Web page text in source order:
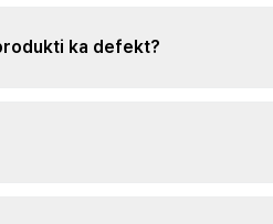
ka defekt?